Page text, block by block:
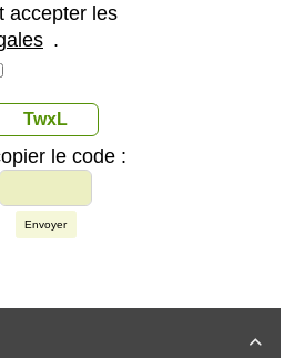
accepter les
.
TwxL
le code :
Envoyer
